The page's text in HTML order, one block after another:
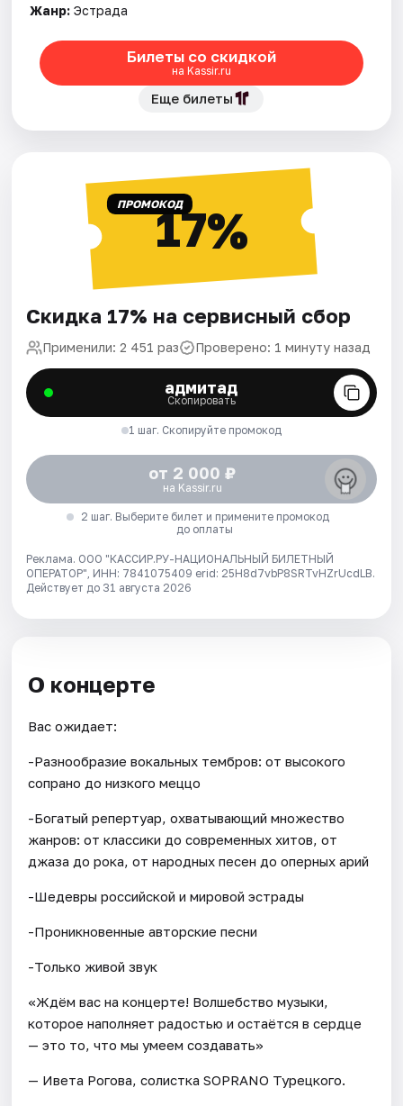
Жанр: Эстрада
Билеты со скидкой
на Kassir.ru
Еще билеты
ПРОМОКОД17%
Скидка 17% на сервисный сбор
Применили: 2 451 раз Проверено: 1 минуту назад
адмитад
Скопировать
1 шаг. Скопируйте промокод
от 2 000 ₽
на Kassir.ru
2 шаг. Выберите билет и примените промокод
до оплаты
Реклама. ООО "КАССИР.РУ-НАЦИОНАЛЬНЫЙ БИЛЕТНЫЙ
ОПЕРАТОР", ИНН: 7841075409 erid: 25H8d7vbP8SRTvHZrUcdLB.
Действует до 31 августа 2026
О концерте
Вас ожидает:
-Разнообразие вокальных тембров: от высокого
сопрано до низкого меццо
-Богатый репертуар, охватывающий множество
жанров: от классики до современных хитов, от
джаза до рока, от народных песен до оперных арий
-Шедевры российской и мировой эстрады
-Проникновенные авторские песни
-Только живой звук
«Ждём вас на концерте! Волшебство музыки,
которое наполняет радостью и остаётся в сердце
— это то, что мы умеем создавать»
— Ивета Рогова, солистка SOPRANO Турецкого.